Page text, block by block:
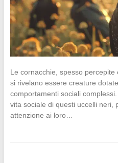
Le cornacchie, spesso percepite
si rivelano essere creature
comportamenti sociali
vita sociale di questi uccelli neri,
attenzione ai loro…